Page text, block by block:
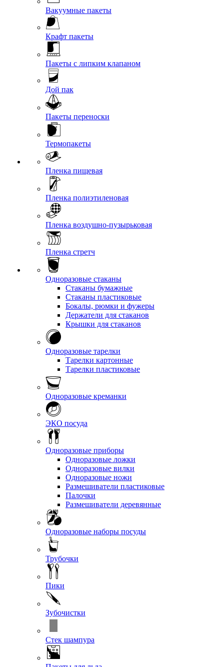
Вакуумные пакеты
Крафт пакеты
Пакеты с липким клапаном
Дой пак
Пакеты переноски
Термопакеты
Пленка пищевая
Пленка полиэтиленовая
Пленка воздушно-пузырьковая
Пленка стретч
Одноразовые стаканы
Стаканы бумажные
Стаканы пластиковые
Бокалы, рюмки и фужеры
Держатели для стаканов
Крышки для стаканов
Одноразовые тарелки
Тарелки картонные
Тарелки пластиковые
Одноразовые креманки
ЭКО посуда
Одноразовые приборы
Одноразовые ложки
Одноразовые вилки
Одноразовые ножи
Размешиватели пластиковые
Палочки
Размешиватели деревянные
Одноразовые наборы посуды
Трубочки
Пики
Зубочистки
Стек шампура